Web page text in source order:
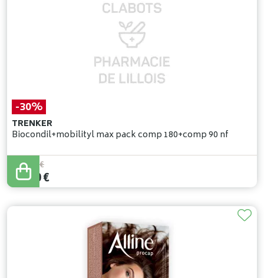
-30%
TRENKER
Biocondil+mobilityl max pack comp 180+comp 90 nf
107,29 €
75,10€